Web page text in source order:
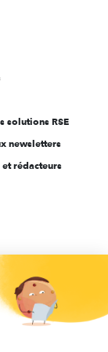
solutions RSE
newsletters
rédacteurs